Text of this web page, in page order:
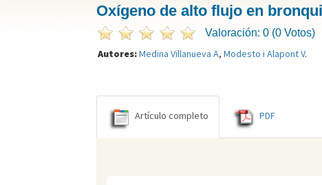
Oxígeno de alto flujo en
Valoración: 0 (0 Votos)
Autores:Medina Villanueva A, Modesto i Alapont V.
Artículo completo PDF